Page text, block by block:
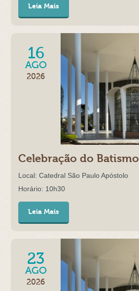
Leia Mais
16
AGO
2026
Celebração do Batismo
Local: Catedral São Paulo Apóstolo
Horário: 10h30
Leia Mais
23
AGO
2026